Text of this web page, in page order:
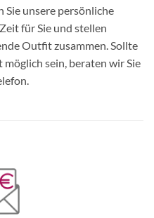
unsere persönliche
für Sie und stellen
Outfit zusammen. Sollte
sein, beraten wir Sie